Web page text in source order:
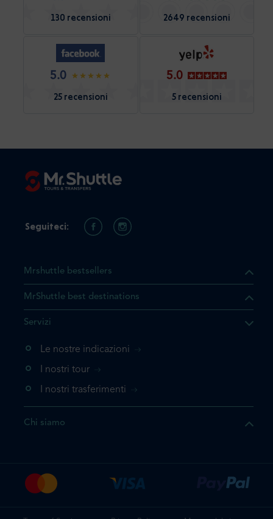
130 recensioni 2649 recensioni
5.0
25 recensioni
5.0
5 recensioni
Mrshuttle bestsellers
MrShuttle best destinations
Servizi
Le nostre indicazioni
I nostri tour
I nostri trasferimenti
Chi siamo
Seguiteci: